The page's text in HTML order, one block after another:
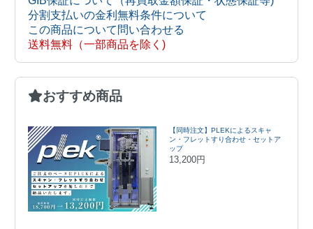
分割支払いの金利無料条件について
この商品について問い合わせる
送料無料（一部商品を除く)
おすすめ商品
【同時注文】PLEKによるスキャ
ン・フレットすり合わせ・セットア
ップ
13,200円